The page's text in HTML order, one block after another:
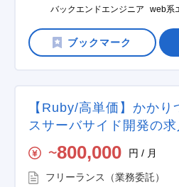
バックエンドエンジニア web系
【Ruby/高単価】かか
スサーバサイド開発の
〜800,000 円 / 月
フリーランス（業務委託）